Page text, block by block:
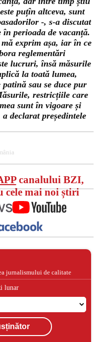
puțîn altceva, sunt
-, s-a discutat
perioada de vacanță.
exprim așa, iar în ce
reglementări
lucruri, însă măsurile
la toată lumea,
sau se duce pur
restricțiile care
sunt în vigoare și
declarat președintele
canalului BZI,
cele mai noi știri
jurnalismului de calitate
lunar